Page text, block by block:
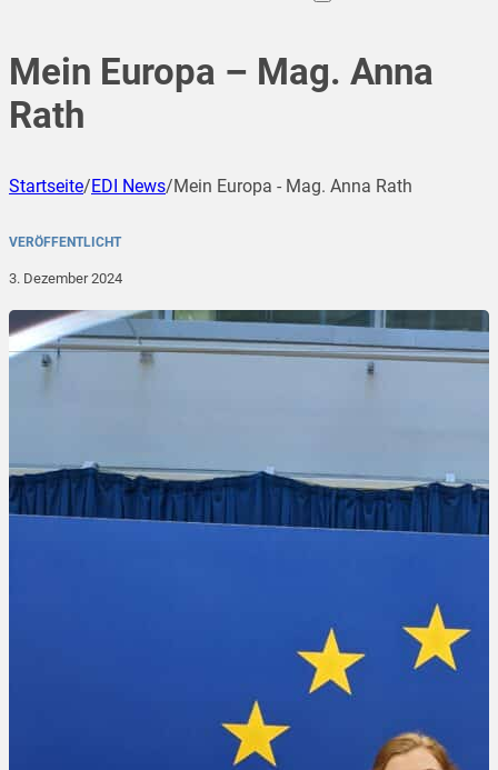
Mein Europa – Mag. Anna
Rath
Startseite/EDI News/Mein Europa - Mag. Anna Rath
VERÖFFENTLICHT
3. Dezember 2024